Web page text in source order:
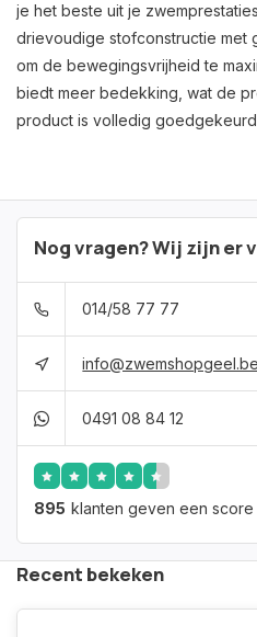
je het beste uit je
drievoudige stofconstructie met
om de bewegingsvrijheid te
biedt meer bedekking, wat de
product is volledig
Nog vragen? Wij zijn er
014/58 77 77
info@zwemshopgeel.be
0491 08 84 12
895 klanten geven een score
Recent bekeken